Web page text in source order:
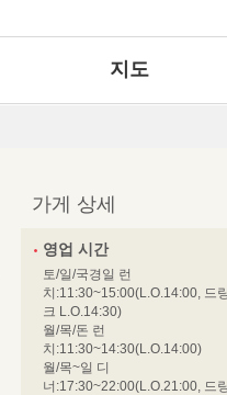
지도
가게 상세
영업 시간
토/일/국경일 런
치:11:30~15:00(L.O.14:00, 드
크 L.O.14:30)
월/목/돈 런
치:11:30~14:30(L.O.14:00)
월/목~일 디
너:17:30~22:00(L.O.21:00, 드